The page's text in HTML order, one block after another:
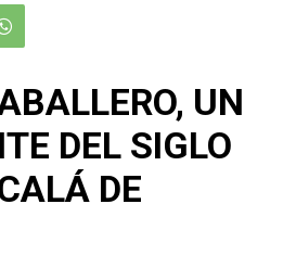
UN
DEL SIGLO
DE